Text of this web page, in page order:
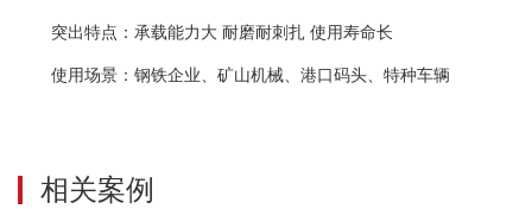
突出特点：承载能力大 耐磨耐刺扎 使用寿命长
使用场景：钢铁企业、矿山机械、港口码头、特种车辆
相关案例